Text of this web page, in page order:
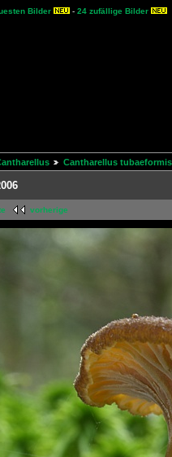
Bilder - 24 zufällige Bilder
Cantharellus tubaeformis
vorherige